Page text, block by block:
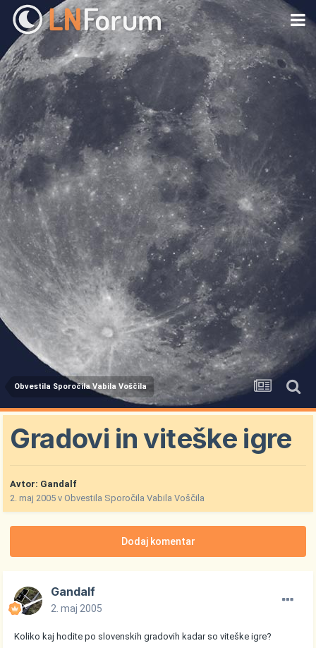
Obvestila Sporočila Vabila Voščila
Gradovi in viteške igre
Avtor: Gandalf
2. maj 2005 vObvestila Sporočila Vabila Voščila
Dodaj komentar
Gandalf
2. maj 2005
Koliko kaj hodite po slovenskih gradovih kadar so viteške igre?